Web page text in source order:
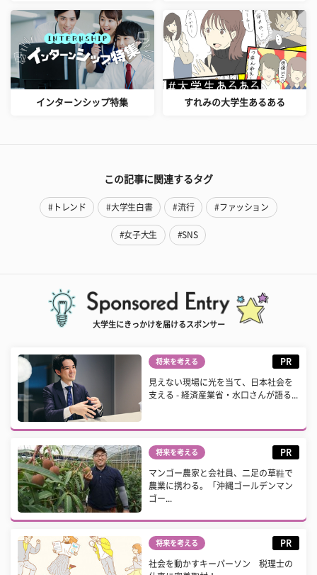
インターンシップ特集 すれみの大学生あるある
この記事に関連するタグ
#トレンド #大学生白書 #流行 #ファッション
#女子大生 #SNS
大学生にきっかけを届けるスポンサー
将来を考える PR
見えない現場に光を当て、日本社会を
支える - 経済産業省・水口さんが語る...
将来を考える PR
マンゴー農家と会社員、二足の草鞋で
農業に携わる。「沖縄ゴールデンマン
ゴー...
将来を考える PR
社会を動かすキーパーソン 税理士の